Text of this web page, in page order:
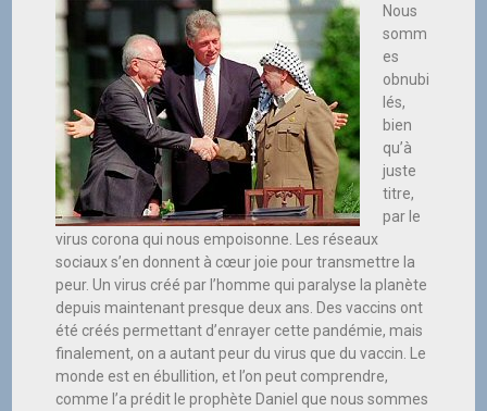
Nous
somm
es
obnubi
lés,
bien
qu’à
juste
titre,
par le
virus corona qui nous empoisonne. Les réseaux
sociaux s’en donnent à cœur joie pour transmettre la
peur. Un virus créé par l’homme qui paralyse la planète
depuis maintenant presque deux ans. Des vaccins ont
été créés permettant d’enrayer cette pandémie, mais
finalement, on a autant peur du virus que du vaccin. Le
monde est en ébullition, et l’on peut comprendre,
comme l’a prédit le prophète Daniel que nous sommes